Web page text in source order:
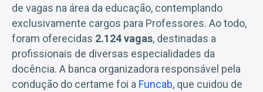
de vagas na área da educação, contemplando
exclusivamente cargos para Professores. Ao todo,
foram oferecidas 2.124 vagas, destinadas a
profissionais de diversas especialidades da
docência. A banca organizadora responsável pela
condução do certame foi a Funcab, que cuidou de